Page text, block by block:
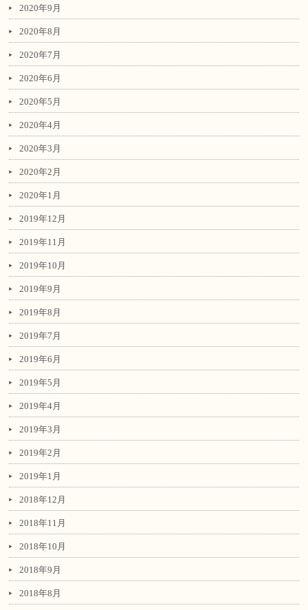
2020年9月
2020年8月
2020年7月
2020年6月
2020年5月
2020年4月
2020年3月
2020年2月
2020年1月
2019年12月
2019年11月
2019年10月
2019年9月
2019年8月
2019年7月
2019年6月
2019年5月
2019年4月
2019年3月
2019年2月
2019年1月
2018年12月
2018年11月
2018年10月
2018年9月
2018年8月